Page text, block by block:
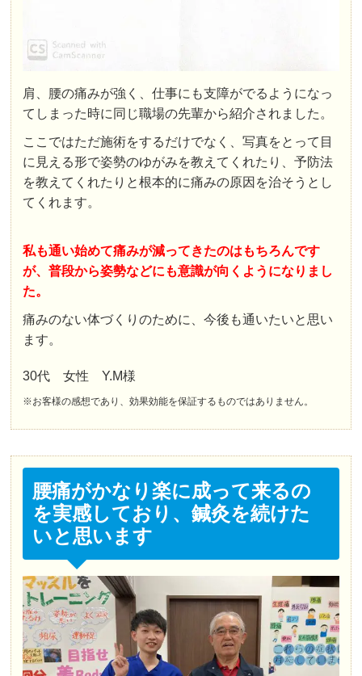
肩、腰の痛みが強く、仕事にも支障がでるようになっ
てしまった時に同じ職場の先輩から紹介されました。
ここではただ施術をするだけでなく、写真をとって目
に見える形で姿勢のゆがみを教えてくれたり、予防法
を教えてくれたりと根本的に痛みの原因を治そうとし
てくれます。
私も通い始めて痛みが減ってきたのはもちろんです
が、普段から姿勢などにも意識が向くようになりまし
た。
痛みのない体づくりのために、今後も通いたいと思い
ます。
30代 女性 Y.M様
※お客様の感想であり、効果効能を保証するものではありません。
腰痛がかなり楽に成って来るの
を実感しており、鍼灸を続けた
いと思います